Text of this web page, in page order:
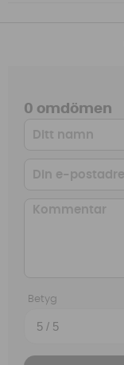
0 omdömen
Betyg